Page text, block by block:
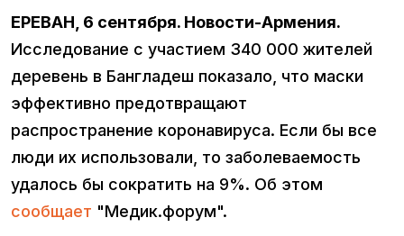
ЕРЕВАН, 6 сентября. Новости-Армения.
Исследование с участием 340 000 жителей
деревень в Бангладеш показало, что маски
эффективно предотвращают
распространение коронавируса. Если бы все
люди их использовали, то заболеваемость
удалось бы сократить на 9%. Об этом
сообщает "Медик.форум".